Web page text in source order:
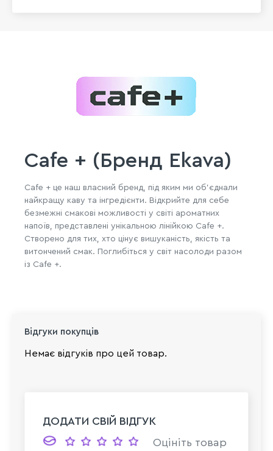
Cafe + (Бренд Ekava)
Cafe + це наш власний бренд, під яким ми об'єднали
найкращу каву та інгредієнти. Відкрийте для себе
безмежні смакові можливості у світі ароматних
напоїв, представлені унікальною лінійкою Cafe +.
Створено для тих, хто цінує вишуканість, якість та
витончений смак. Поглибіться у світ насолоди разом
із Cafe +.
Відгуки покупців
Немає відгуків про цей товар.
ДОДАТИ СВІЙ ВІДГУК
Оцініть товар